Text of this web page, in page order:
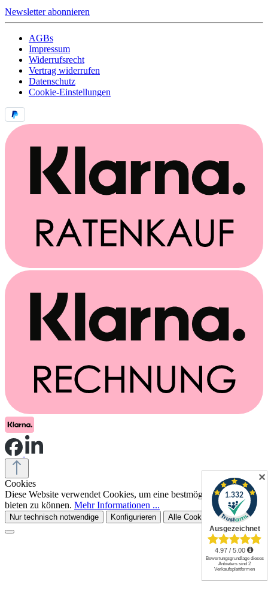
Newsletter abonnieren
AGBs
Impressum
Widerrufsrecht
Vertrag widerrufen
Datenschutz
Cookie-Einstellungen
Cookies
Diese Website verwendet Cookies, um eine bestmögliche Erfahrung
bieten zu können. Mehr Informationen ...
Nur technisch notwendige Konfigurieren Alle Cookies akzeptieren
✕